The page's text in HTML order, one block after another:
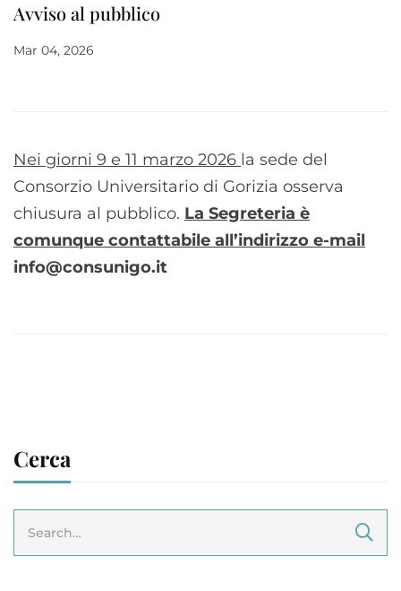
Avviso al pubblico
Mar 04, 2026
Nei giorni 9 e 11 marzo 2026 la sede del
Consorzio Universitario di Gorizia osserva
chiusura al pubblico. La Segreteria è
comunque contattabile all’indirizzo e-mail
info@consunigo.it
Cerca